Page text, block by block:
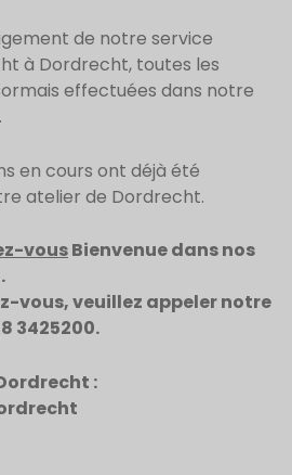
de notre service
à Dordrecht, toutes les
effectuées dans notre
en cours ont déjà été
atelier de Dordrecht.
vousBienvenue dans nos
vous, veuillez appeler notre
3425200.
: